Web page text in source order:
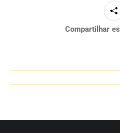
Compartilhar
Navegação
post: